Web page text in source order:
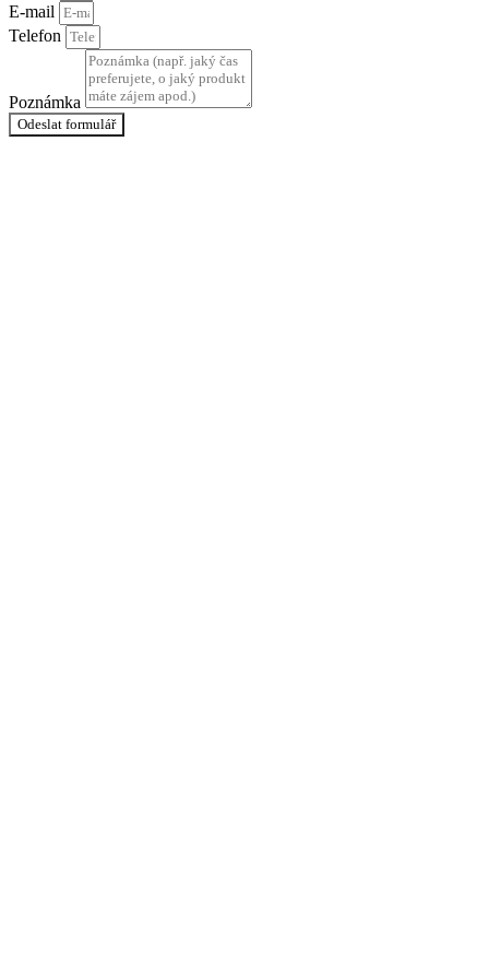
E-mail
Telefon
Poznámka
Odeslat formulář